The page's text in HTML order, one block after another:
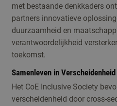
met bestaande denkkaders
partners innovatieve
duurzaamheid en
verantwoordelijkheid
toekomst.
Samenleven in Verscheidenheid
Het CoE Inclusive Society
verscheidenheid door cross-